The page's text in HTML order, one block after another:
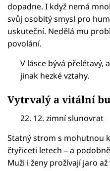
dopadne. I když nemá
svůj osobitý smysl pro
uskuteční. Nedělá mu
povolání.
V lásce bývá přelétavý,
jinak hezké vztahy.
Vytrvalý a vitální
22. 12. zimní slunovrat
Statný strom s mohutnou
čtyřiceti letech – a
Muži i ženy prožívají jaro